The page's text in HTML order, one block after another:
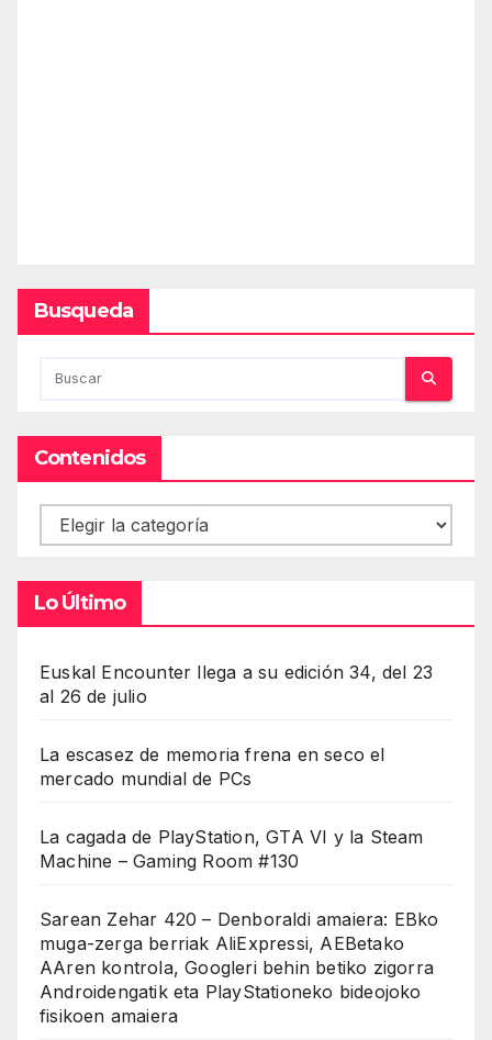
Busqueda
Contenidos
Contenidos
Lo Último
Euskal Encounter llega a su edición 34, del 23
al 26 de julio
La escasez de memoria frena en seco el
mercado mundial de PCs
La cagada de PlayStation, GTA VI y la Steam
Machine – Gaming Room #130
Sarean Zehar 420 – Denboraldi amaiera: EBko
muga-zerga berriak AliExpressi, AEBetako
AAren kontrola, Googleri behin betiko zigorra
Androidengatik eta PlayStationeko bideojoko
fisikoen amaiera